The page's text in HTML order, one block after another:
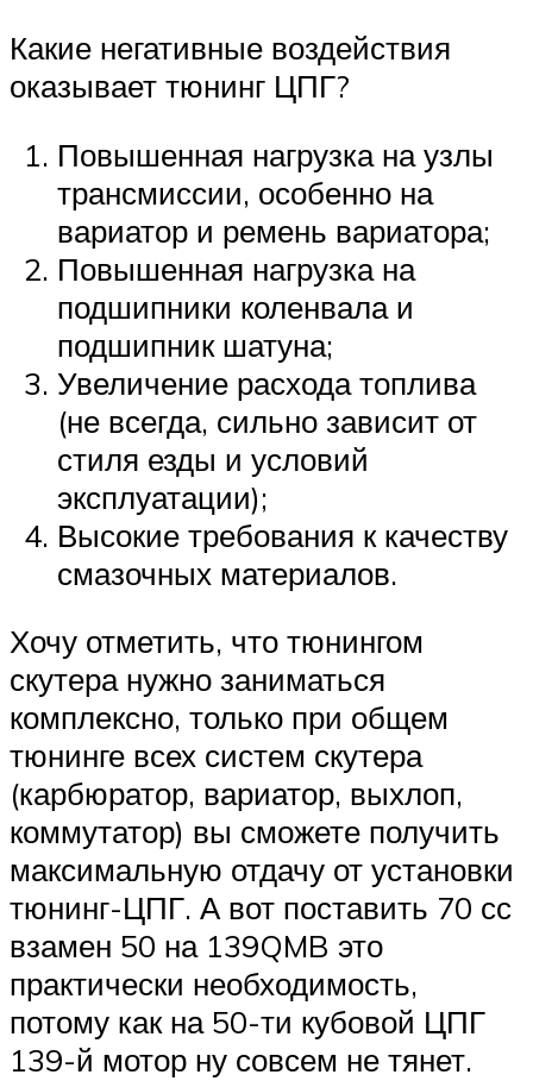
Какие негативные воздействия
оказывает тюнинг ЦПГ?
Повышенная нагрузка на узлы
трансмиссии, особенно на
вариатор и ремень вариатора;
Повышенная нагрузка на
подшипники коленвала и
подшипник шатуна;
Увеличение расхода топлива
(не всегда, сильно зависит от
стиля езды и условий
эксплуатации);
Высокие требования к качеству
смазочных материалов.
Хочу отметить, что тюнингом
скутера нужно заниматься
комплексно, только при общем
тюнинге всех систем скутера
(карбюратор, вариатор, выхлоп,
коммутатор) вы сможете получить
максимальную отдачу от установки
тюнинг-ЦПГ. А вот поставить 70 сс
взамен 50 на 139QMB это
практически необходимость,
потому как на 50-ти кубовой ЦПГ
139-й мотор ну совсем не тянет.